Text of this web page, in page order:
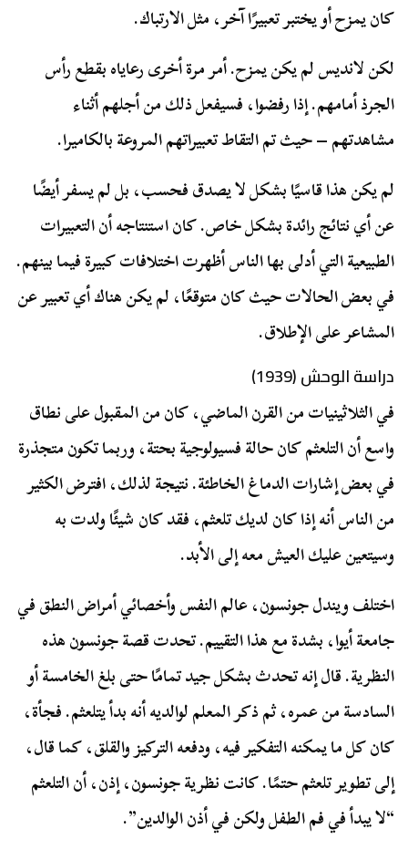
كان يمزح أو يختبر تعبيرًا آخر، مثل الارتباك.
لكن لانديس لم يكن يمزح. أمر مرة أخرى رعاياه بقطع رأس
الجرذ أمامهم. إذا رفضوا، فسيفعل ذلك من أجلهم أثناء
مشاهدتهم – حيث تم التقاط تعبيراتهم المروعة بالكاميرا.
لم يكن هذا قاسيًا بشكل لا يصدق فحسب، بل لم يسفر أيضًا
عن أي نتائج رائدة بشكل خاص. كان استنتاجه أن التعبيرات
الطبيعية التي أدلى بها الناس أظهرت اختلافات كبيرة فيما بينهم.
في بعض الحالات حيث كان متوقعًا، لم يكن هناك أي تعبير عن
المشاعر على الإطلاق.
دراسة الوحش (1939)
في الثلاثينيات من القرن الماضي، كان من المقبول على نطاق
واسع أن التلعثم كان حالة فسيولوجية بحتة، وربما تكون متجذرة
في بعض إشارات الدماغ الخاطئة. نتيجة لذلك، افترض الكثير
من الناس أنه إذا كان لديك تلعثم، فقد كان شيئًا ولدت به
وسيتعين عليك العيش معه إلى الأبد.
اختلف ويندل جونسون، عالم النفس وأخصائي أمراض النطق في
جامعة أيوا، بشدة مع هذا التقييم. تحدت قصة جونسون هذه
النظرية. قال إنه تحدث بشكل جيد تمامًا حتى بلغ الخامسة أو
السادسة من عمره، ثم ذكر المعلم لوالديه أنه بدأ يتلعثم. فجأة،
كان كل ما يمكنه التفكير فيه، ودفعه التركيز والقلق، كما قال،
إلى تطوير تلعثم حتمًا. كانت نظرية جونسون، إذن، أن التلعثم
“لا يبدأ في فم الطفل ولكن في أذن الوالدين”.